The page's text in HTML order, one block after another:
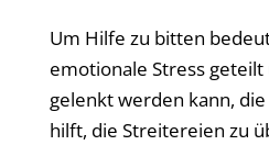
Um Hilfe zu bitten
emotionale Stress
gelenkt werden kann,
hilft, die Streitereien zu